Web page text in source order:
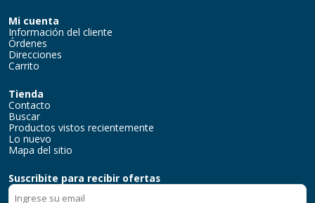
Mi cuenta
Información del cliente
Órdenes
Direcciones
Carrito
Tienda
Contacto
Buscar
Productos vistos recientemente
Lo nuevo
Mapa del sitio
Suscribite para recibir ofertas